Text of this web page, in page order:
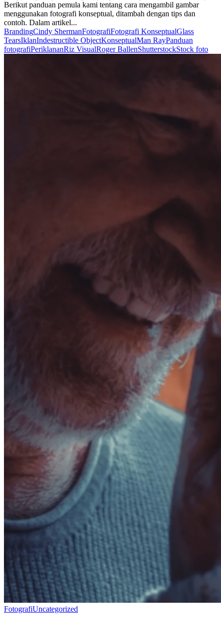
Berikut panduan pemula kami tentang cara mengambil gambar
menggunakan fotografi konseptual, ditambah dengan tips dan
contoh. Dalam artikel...
BrandingCindy ShermanFotografiFotografi KonseptualGlass
TearsIklanIndestructible ObjectKonseptualMan RayPanduan
fotografiPeriklananRiz VisualRoger BallenShutterstockStock foto
FotografiUncategorized